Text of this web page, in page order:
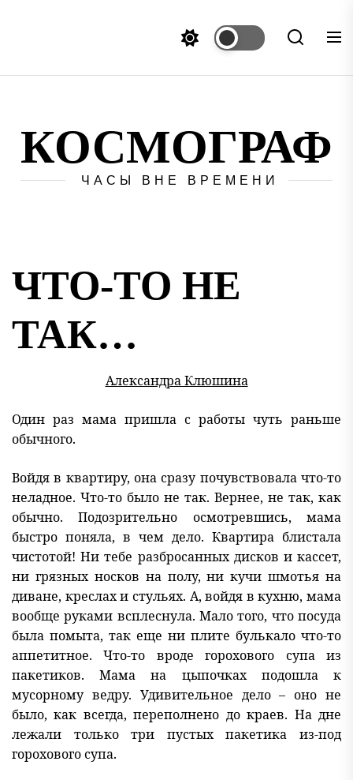
КОСМОГРАФ
ЧАСЫ ВНЕ ВРЕМЕНИ
ЧТО-ТО НЕ
ТАК…
Александра Клюшина
Один раз мама пришла с работы чуть раньше
обычного.
Войдя в квартиру, она сразу почувствовала что-то
неладное. Что-то было не так. Вернее, не так, как
обычно. Подозрительно осмотревшись, мама
быстро поняла, в чем дело. Квартира блистала
чистотой! Ни тебе разбросанных дисков и кассет,
ни грязных носков на полу, ни кучи шмотья на
диване, креслах и стульях. А, войдя в кухню, мама
вообще руками всплеснула. Мало того, что посуда
была помыта, так еще ни плите булькало что-то
аппетитное. Что-то вроде горохового супа из
пакетиков. Мама на цыпочках подошла к
мусорному ведру. Удивительное дело – оно не
было, как всегда, переполнено до краев. На дне
лежали только три пустых пакетика из-под
горохового супа.